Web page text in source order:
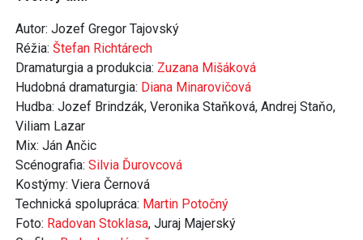
Autor: Jozef Gregor Tajovský
Réžia: Štefan Richtárech
Dramaturgia a produkcia: Zuzana Mišáková
Hudobná dramaturgia: Diana Minarovičová
Hudba: Jozef Brindzák, Veronika Staňková, Andrej Staňo,
Viliam Lazar
Mix: Ján Ančic
Scénografia: Silvia Ďurovcová
Kostýmy: Viera Černová
Technická spolupráca: Martin Potočný
Foto: Radovan Stoklasa, Juraj Majerský